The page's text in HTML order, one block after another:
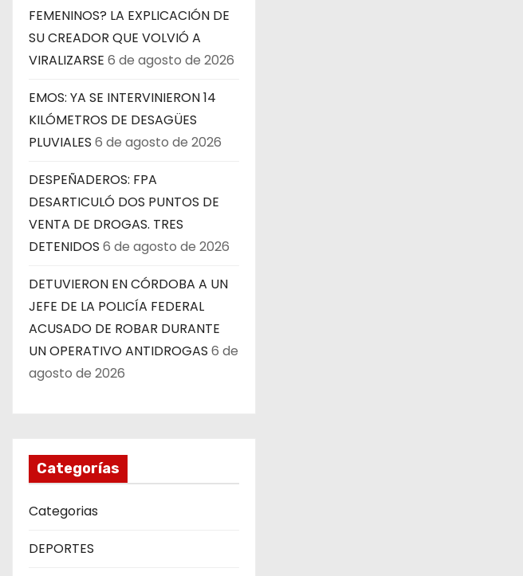
FEMENINOS? LA EXPLICACIÓN DE
SU CREADOR QUE VOLVIÓ A
VIRALIZARSE 6 de agosto de 2026
EMOS: YA SE INTERVINIERON 14
KILÓMETROS DE DESAGÜES
PLUVIALES 6 de agosto de 2026
DESPEÑADEROS: FPA
DESARTICULÓ DOS PUNTOS DE
VENTA DE DROGAS. TRES
DETENIDOS 6 de agosto de 2026
DETUVIERON EN CÓRDOBA A UN
JEFE DE LA POLICÍA FEDERAL
ACUSADO DE ROBAR DURANTE
UN OPERATIVO ANTIDROGAS 6 de
agosto de 2026
Categorías
Categorias
DEPORTES